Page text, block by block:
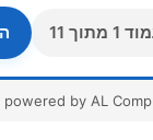
1 מתוך 11
by AL